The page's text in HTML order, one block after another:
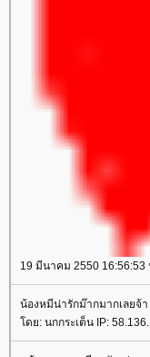
19 มีนาคม 2550 16:56:53
น้องหมีน่ารักม๊ากมากเลยจ้า
ดย: นกกระเต็น IP: